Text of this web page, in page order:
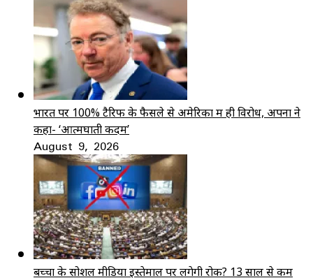
भारत पर 100% टैरिफ के फैसले से अमेरिका में ही विरोध, अपनों ने
कहा- ‘आत्मघाती कदम’
August 9, 2026
बच्चों के सोशल मीडिया इस्तेमाल पर लगेगी रोक? 13 साल से कम